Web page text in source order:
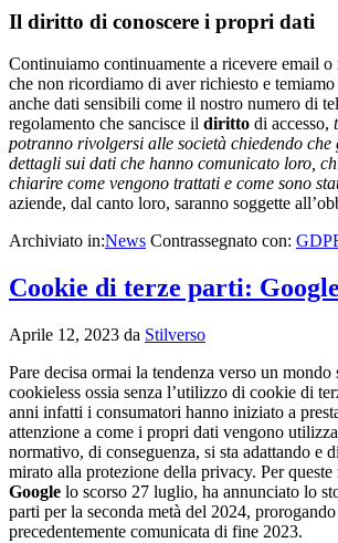
Il diritto di conoscere i propri dati
Continuiamo continuamente a ricevere email o
che non ricordiamo di aver richiesto e
anche dati sensibili come il nostro numero di
regolamento che sancisce il diritto di accesso,
potranno rivolgersi alle società chiedendo che
dettagli sui dati che hanno comunicato loro,
chiarire come vengono trattati e come sono
aziende, dal canto loro, saranno soggette
Archiviato in:News Contrassegnato con:
Cookie di terze parti:
Aprile 12, 2023 da Stilverso
Pare decisa ormai la tendenza verso un mondo
cookieless ossia senza l’utilizzo di cookie di
anni infatti i consumatori hanno iniziato a
attenzione a come i propri dati vengono
normativo, di conseguenza, si sta adattando e
mirato alla protezione della privacy. Per
Google lo scorso 27 luglio, ha annunciato lo
parti per la seconda metà del 2024,
precedentemente comunicata di fine 2023.